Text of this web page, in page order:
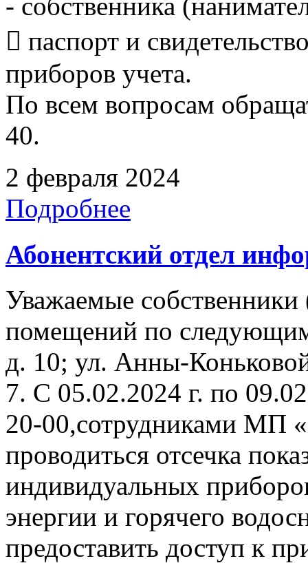
- собственника
 паспорт и
приборов учета.
По всем вопросам
40.
2 февраля 2024
Подробнее
Абонентский отдел
Уважаемые
помещений по
д. 10; ул. Анны-
7. C 05.02.2024 г. по
20-00,сотрудниками МП
проводиться отсечка
индивидуальных
энергии и горячего
предоставить доступ к